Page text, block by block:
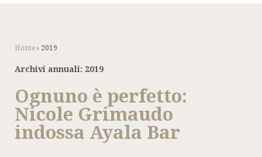
Home › 2019
Archivi annuali: 2019
Ognuno è perfetto:
Nicole Grimaudo
indossa Ayala Bar